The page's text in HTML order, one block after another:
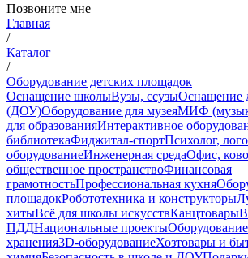
Позвоните мне
Главная
/
Каталог
/
Оборудование детских площадок
Оснащение школыВузы, ссузыОснащение
(ДОУ)Оборудование для музеяМИФ
для образованияИнтерактивное
библиотекаФиджитал-спортПсихолог,
оборудованиеИнженерная средаОфис,
общественное пространствоФинансовая
грамотностьПрофессиональная кухня
площадокРобототехника и конструкторы
хитыВсё для школы искусствКанцтовары
ПДДНациональные проекты
хранения3D-оборудованиеХозтовары и